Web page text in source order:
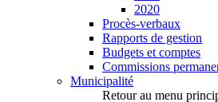
2020
Procès-verbaux
Rapports de gestion
Budgets et comptes
Commissions
Municipalité
Retour au menu